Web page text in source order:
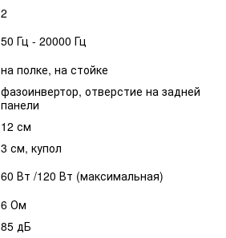
2
50 Гц - 20000 Гц
на полке, на стойке
фазоинвертор, отверстие на задней
панели
12 см
3 см, купол
60 Вт /120 Вт (максимальная)
6 Ом
85 дБ